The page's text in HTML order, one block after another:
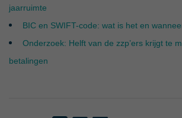
jaarruimte
BIC en SWIFT-code: wat is het en
Onderzoek: Helft van de zzp’ers krijgt te
betalingen